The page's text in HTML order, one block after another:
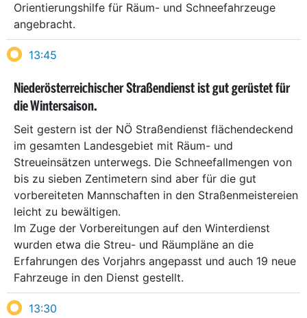
Orientierungshilfe für Räum- und Schneefahrzeuge
angebracht.
13:45
Niederösterreichischer Straßendienst ist gut gerüstet für
die Wintersaison.
Seit gestern ist der NÖ Straßendienst flächendeckend
im gesamten Landesgebiet mit Räum- und
Streueinsätzen unterwegs. Die Schneefallmengen von
bis zu sieben Zentimetern sind aber für die gut
vorbereiteten Mannschaften in den Straßenmeistereien
leicht zu bewältigen.
Im Zuge der Vorbereitungen auf den Winterdienst
wurden etwa die Streu- und Räumpläne an die
Erfahrungen des Vorjahrs angepasst und auch 19 neue
Fahrzeuge in den Dienst gestellt.
13:30